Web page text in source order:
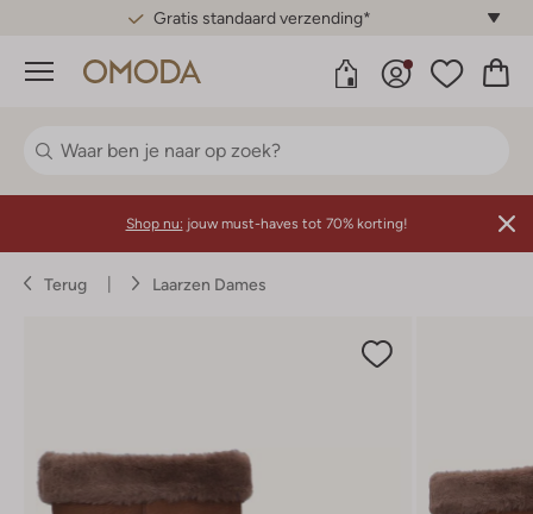
Gratis standaard verzending*
Menu
Shop nu: jouw must-haves tot 70% korting!
Terug Laarzen Dames